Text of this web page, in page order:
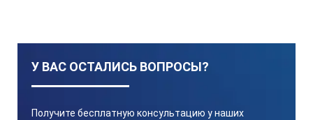
Длина, мм
194
У ВАС ОСТАЛИСЬ ВОПРОСЫ?
Получите бесплатную консультацию у наших